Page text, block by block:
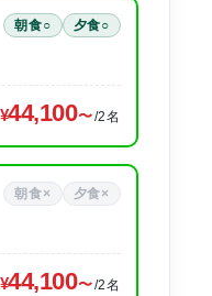
朝食○ 夕食○
44,100 /2名
朝食× 夕食×
44,100 /2名